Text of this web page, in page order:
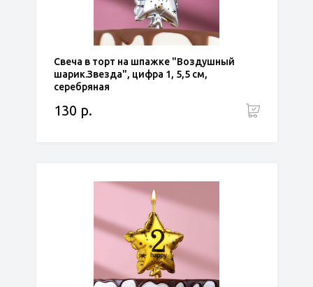
Свеча в торт на шпажке "Воздушный
шарик.Звезда", цифра 1, 5,5 см,
серебряная
130 р.